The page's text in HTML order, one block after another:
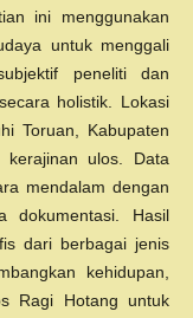
ini menggunakan
untuk menggali
peneliti dan
holistik. Lokasi
Toruan, Kabupaten
kerajinan ulos. Data
mendalam dengan
dokumentasi. Hasil
dari berbagai jenis
kehidupan,
Ragi Hotang untuk